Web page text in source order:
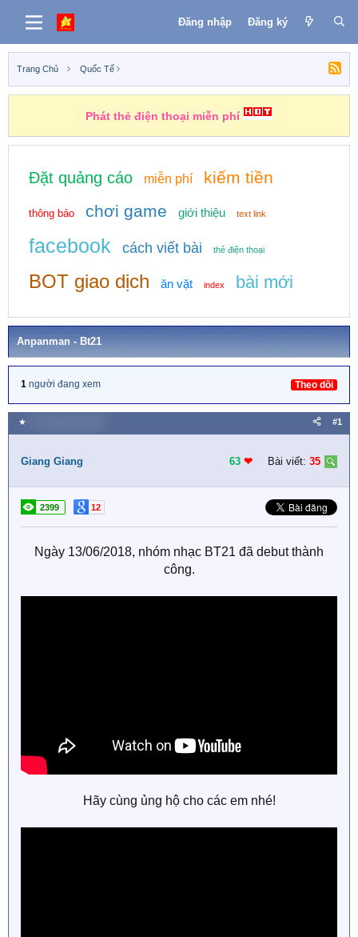
Đăng nhập Đăng ký
Trang Chủ Quốc Tế
Phát thẻ điện thoại miễn phí
Đặt quảng cáo miễn phí kiếm tiền
thông báo chơi game giới thiệu text link
facebook cách viết bài thẻ điện thoại
BOT giao dịch ăn vặt index bài mới
Anpanman - Bt21
1 người đang xem Theo dõi
★ #1
Giang Giang 63 ❤︎ Bài viết: 35
2399 12
Ngày 13/06/2018, nhóm nhạc BT21 đã debut thành
công.
Hãy cùng ủng hộ cho các em nhé!